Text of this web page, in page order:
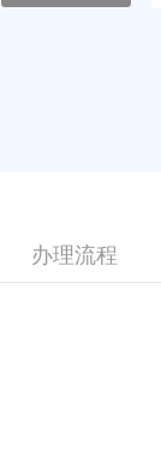
办理流程